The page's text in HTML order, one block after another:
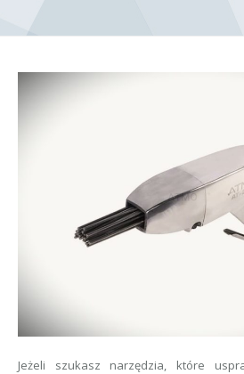
Jeżeli szukasz narzędzia, które